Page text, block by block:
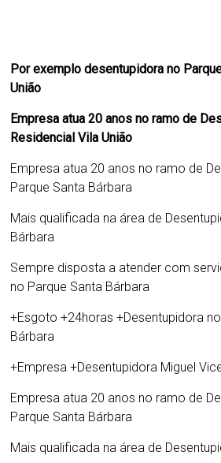
Por exemplo desentupidora no
União
Empresa atua 20 anos no ramo de
Residencial Vila União
Empresa atua 20 anos no ramo de
Parque Santa Bárbara
Mais qualificada na área de
Bárbara
Sempre disposta a atender com
no Parque Santa Bárbara
+Esgoto +24horas +Desentupidora
Bárbara
+Empresa +Desentupidora Miguel
Empresa atua 20 anos no ramo de
Parque Santa Bárbara
Mais qualificada na área de